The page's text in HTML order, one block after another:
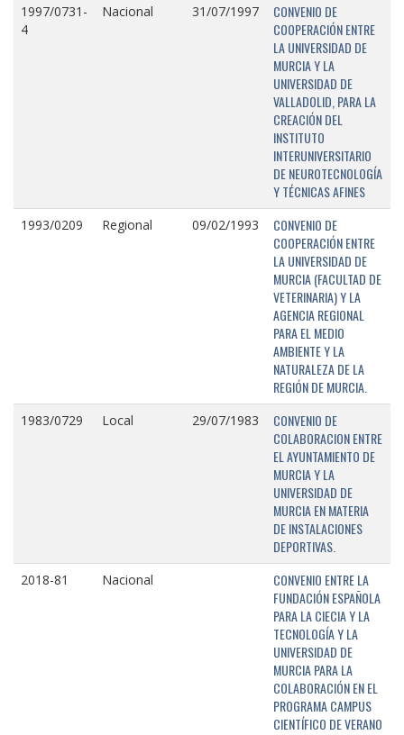
1997/0731-
4
Nacional 31/07/1997
CONVENIO DE
COOPERACIÓN ENTRE
LA UNIVERSIDAD DE
MURCIA Y LA
UNIVERSIDAD DE
VALLADOLID, PARA LA
CREACIÓN DEL
INSTITUTO
INTERUNIVERSITARIO
DE NEUROTECNOLOGÍA
Y TÉCNICAS AFINES
1993/0209 Regional 09/02/1993
CONVENIO DE
COOPERACIÓN ENTRE
LA UNIVERSIDAD DE
MURCIA (FACULTAD DE
VETERINARIA) Y LA
AGENCIA REGIONAL
PARA EL MEDIO
AMBIENTE Y LA
NATURALEZA DE LA
REGIÓN DE MURCIA.
1983/0729 Local 29/07/1983
CONVENIO DE
COLABORACION ENTRE
EL AYUNTAMIENTO DE
MURCIA Y LA
UNIVERSIDAD DE
MURCIA EN MATERIA
DE INSTALACIONES
DEPORTIVAS.
2018-81 Nacional
CONVENIO ENTRE LA
FUNDACIÓN ESPAÑOLA
PARA LA CIECIA Y LA
TECNOLOGÍA Y LA
UNIVERSIDAD DE
MURCIA PARA LA
COLABORACIÓN EN EL
PROGRAMA CAMPUS
CIENTÍFICO DE VERANO